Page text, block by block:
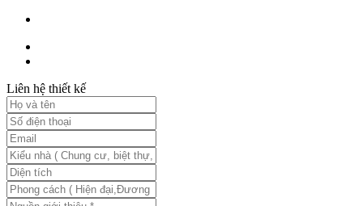
Liên hệ thiết kế